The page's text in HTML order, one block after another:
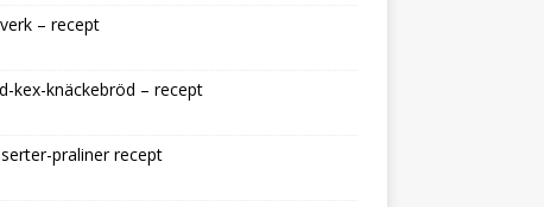
– recept
kex-knäckebröd – recept
praliner recept